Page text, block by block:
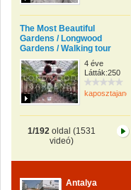
The Most Beautiful
Gardens / Longwood
Gardens / Walking tour
4 éve
Látták:250
kaposztajanos
1/192 oldal (1531
videó)
Antalya